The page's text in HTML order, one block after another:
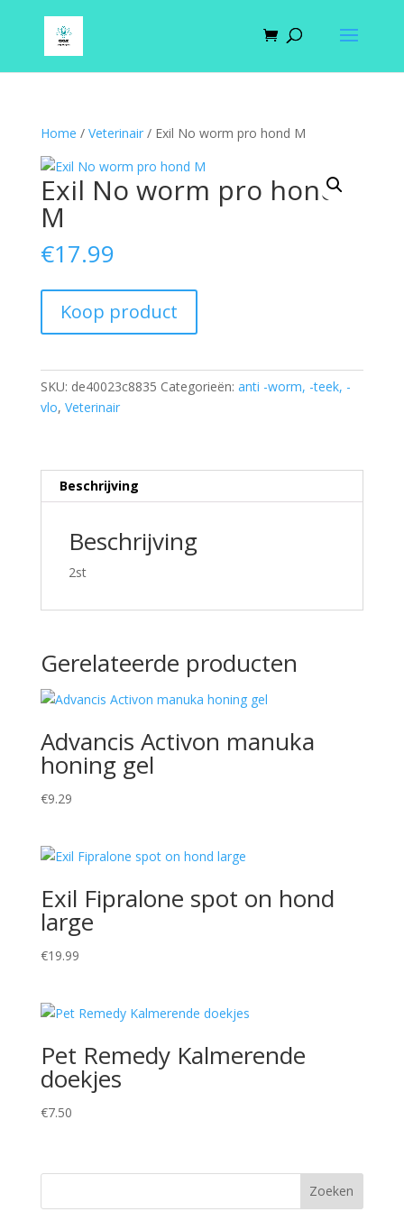
Home / Veterinair/ Exil No worm pro hond M
Exil No worm pro hond
M
€17.99
Koop product
SKU: de40023c8835 Categorieën: anti -worm, -teek, -
vlo, Veterinair
Beschrijving
Beschrijving
2st
Gerelateerde producten
Advancis Activon manuka
honing gel
€9.29
Exil Fipralone spot on hond
large
€19.99
Pet Remedy Kalmerende
doekjes
€7.50
Zoeken